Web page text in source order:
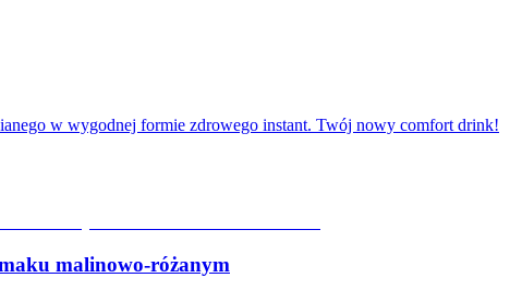
w wygodnej formie zdrowego instant. Twój nowy comfort drink!
malinowo-różanym